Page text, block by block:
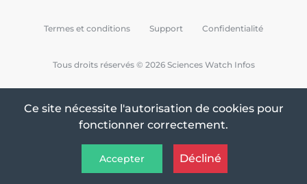
Tous droits réservés © 2026 Sciences Watch Infos
Termes et conditions Support Confidentialité
Ce site nécessite l'autorisation de cookies pour
fonctionner correctement.
Accepter Décliné